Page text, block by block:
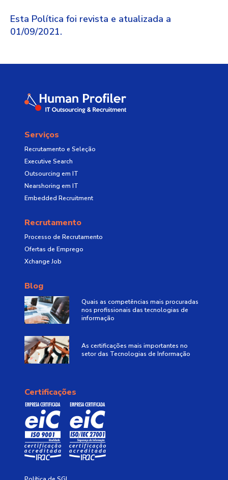
Esta Política foi revista e atualizada a
01/09/2021.
Certificações
Serviços
Recrutamento e Seleção
Executive Search
Outsourcing em IT
Nearshoring em IT
Embedded Recruitment
Recrutamento
Processo de Recrutamento
Ofertas de Emprego
Xchange Job
Blog
Quais as competências mais procuradas
nos profissionais das tecnologias de
informação
As certificações mais importantes no
setor das Tecnologias de Informação